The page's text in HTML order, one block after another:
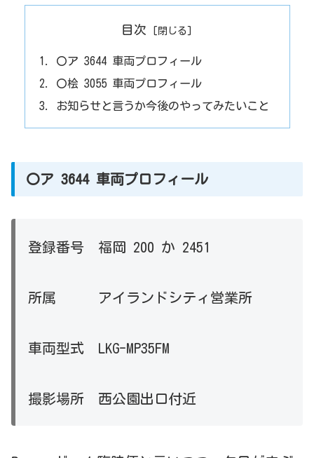
目次
〇ア 3644 車両プロフィール
〇桧 3055 車両プロフィール
お知らせと言うか今後のやってみたいこと
〇ア 3644 車両プロフィール
登録番号 福岡 200 か 2451
所属 アイランドシティ営業所
車両型式 LKG-MP35FM
撮影場所 西公園出口付近